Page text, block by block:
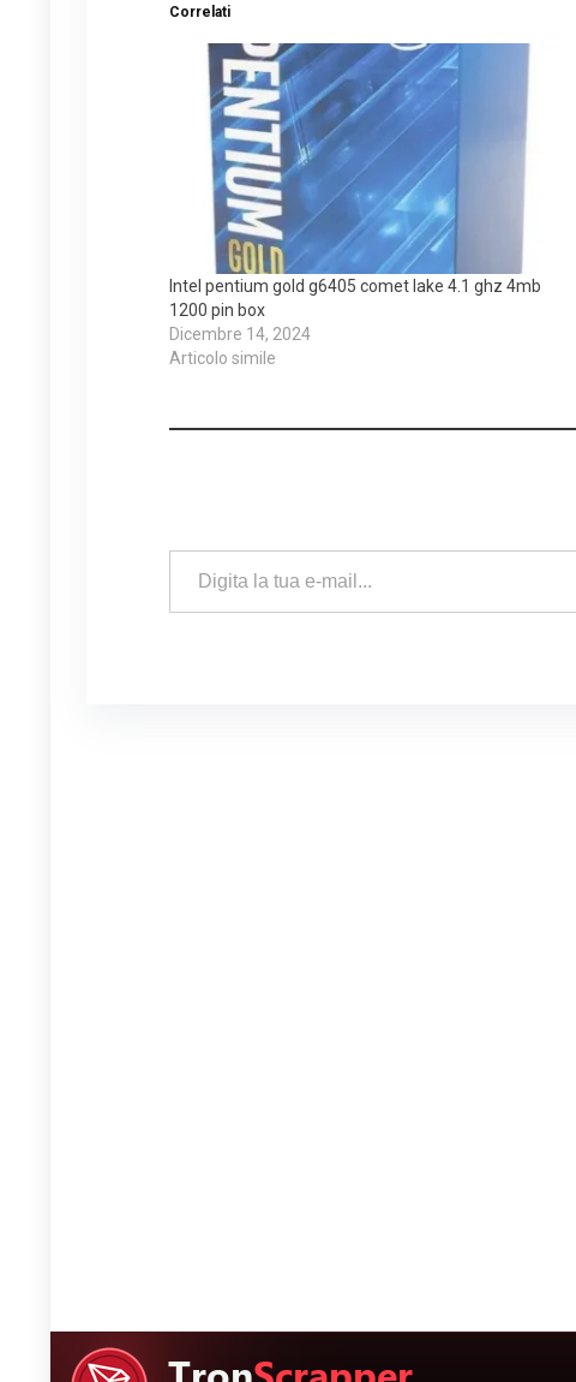
Correlati
Intel pentium gold g6405 comet lake 4.1 ghz 4mb
1200 pin box
Dicembre 14, 2024
Articolo simile
Digita la tua e-mail...